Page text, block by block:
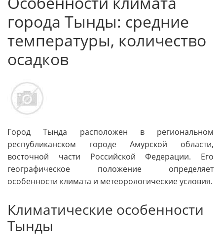
города Тынды: средние
температуры, количество
осадков
Город Тында расположен в региональном
республиканском городе Амурской области,
восточной части Российской Федерации. Его
географическое положение определяет
особенности климата и метеорологические условия.
Климатические особенности
Тынды